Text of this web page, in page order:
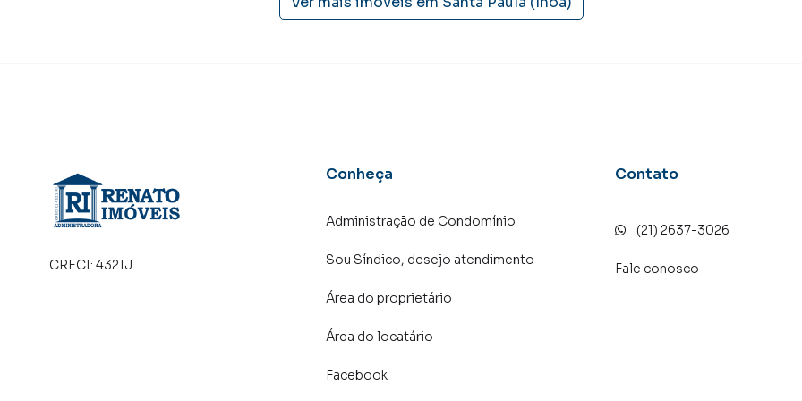
CRECI: 4321J
Conheça
Administração de Condomínio
Sou Síndico, desejo atendimento
Área do proprietário
Área do locatário
Facebook
Contato
(21) 2637-3026
Fale conosco